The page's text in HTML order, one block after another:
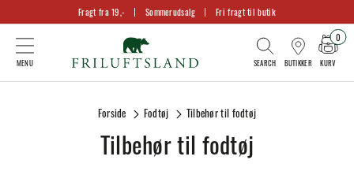
Fragt fra 19,- Sommerudsalg Fri fragt til butik
BUTIKKER KURV
0
Tilbehør til fodtøj
Forside Fodtøj Tilbehør til fodtøj